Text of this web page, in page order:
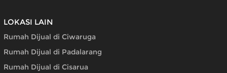
LOKASI LAIN
Rumah Dijual di Ciwaruga
Rumah Dijual di Padalarang
Rumah Dijual di Cisarua